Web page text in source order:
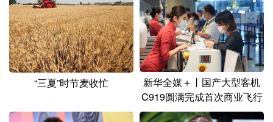
北京 天津 河北 山西
辽宁 吉林 上海 江苏
浙江 安徽 福建 江西
山东 河南 湖北 湖南
广东 广西 海南 重庆
“三夏”时节麦收忙
新华全媒＋丨国产大型客机
C919圆满完成首次商业飞行